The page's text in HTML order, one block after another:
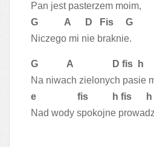
Pan jest pasterzem moim,
G A D Fis G
Niczego mi nie braknie.
G A D fis h
Na niwach zielonych pasie
e fis h fis h
Nad wody spokojne